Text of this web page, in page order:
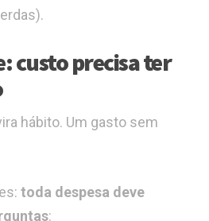
custo precisa ter
hábito. Um gasto sem
toda despesa deve
: